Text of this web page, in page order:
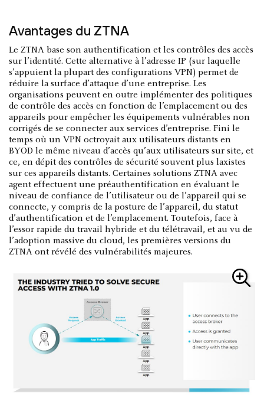
Avantages du ZTNA
Le ZTNA base son authentification et les contrôles des accès
sur l’identité. Cette alternative à l’adresse IP (sur laquelle
s’appuient la plupart des configurations VPN) permet de
réduire la surface d’attaque d’une entreprise. Les
organisations peuvent en outre implémenter des politiques
de contrôle des accès en fonction de l’emplacement ou des
appareils pour empêcher les équipements vulnérables non
corrigés de se connecter aux services d’entreprise. Fini le
temps où un VPN octroyait aux utilisateurs distants en
BYOD le même niveau d’accès qu’aux utilisateurs sur site, et
ce, en dépit des contrôles de sécurité souvent plus laxistes
sur ces appareils distants. Certaines solutions ZTNA avec
agent effectuent une préauthentification en évaluant le
niveau de confiance de l’utilisateur ou de l’appareil qui se
connecte, y compris de la posture de l’appareil, du statut
d’authentification et de l’emplacement. Toutefois, face à
l’essor rapide du travail hybride et du télétravail, et au vu de
l’adoption massive du cloud, les premières versions du
ZTNA ont révélé des vulnérabilités majeures.